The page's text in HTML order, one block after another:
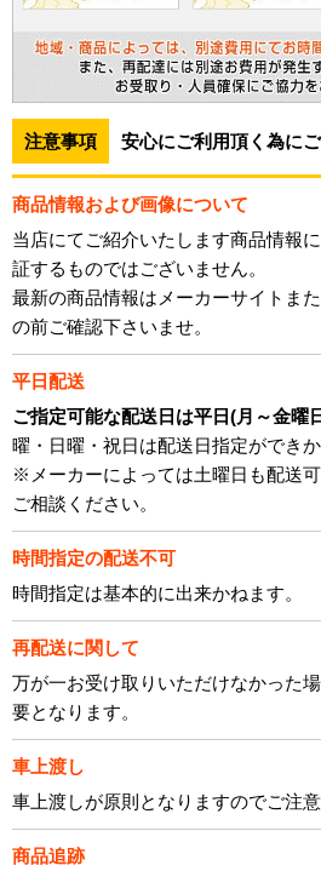
注意事項 安心にご利用頂く為に
商品情報および画像について
当店にてご紹介いたします商品情報
証するものではございません。
最新の商品情報はメーカーサイトま
の前ご確認下さいませ。
平日配送
ご指定可能な配送日は平日(月～金曜
曜・日曜・祝日は配送日指定ができか
※メーカーによっては土曜日も配送
ご相談ください。
時間指定の配送不可
時間指定は基本的に出来かねます。
再配送に関して
万が一お受け取りいただけなかった
要となります。
車上渡し
車上渡しが原則となりますのでご注意
商品追跡